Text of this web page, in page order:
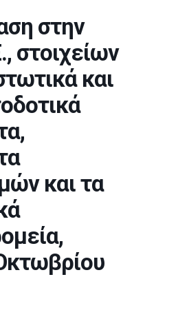
στην
στοιχείων
και
και τα